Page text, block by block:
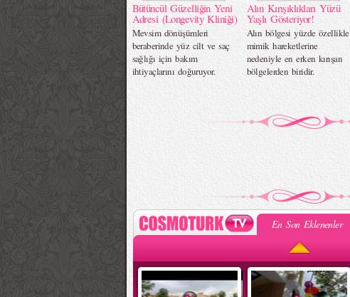
Bütüncül Güzelliğin Yeni
Adresi (Longevity Kliniği)
Mevsim dönüşümleri
beraberinde yüz cilt ve saç
sağlığı için bakım
ihtiyaçlarını doğuruyor.
Alın Kırışıklıkları Yüzü
Yaşlı Gösteriyor!
Alın bölgesi yüzde özellikle
mimik hareketlerine
nedeniyle en erken kırışan
bölgelerden biridir.
En Son Eklenenler